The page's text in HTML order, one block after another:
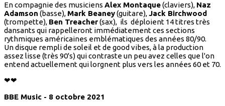
En compagnie des musiciens Alex Montaque(claviers), Naz
Adamson (basse), Mark Beaney(guitare), Jack Birchwood
(trompette), Ben Treacher(sax), ils déploient 14 titres très
dansants qui rappelleront immédiatement ces sections
rythmiques américaines emblématiques des années 80/90.
Un disque rempli de soleil et de good vibes, à la production
assez lisse (très 90's) qui contraste un peu avez celles que l'on
entend actuellement qui lorgnent plus vers les années 60 et 70.
❤❤
BBE Music - 8 octobre 2021